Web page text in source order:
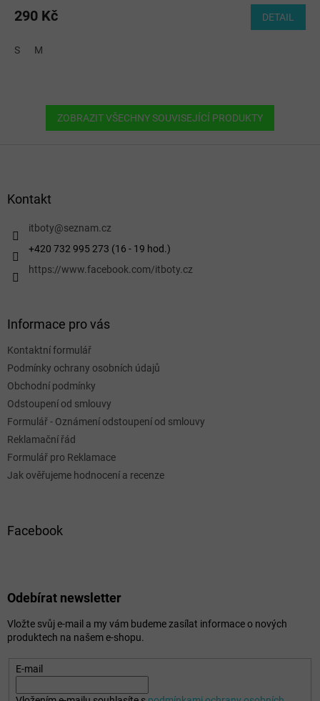
290 Kč DETAIL
S M
ZOBRAZIT VŠECHNY SOUVISEJÍCÍ PRODUKTY
Kontakt
itboty@seznam.cz
+420 732 995 273 (16 - 19 hod.)
https://www.facebook.com/itboty.cz
Informace pro vás
Kontaktní formulář
Podmínky ochrany osobních údajů
Obchodní podmínky
Odstoupení od smlouvy
Formulář - Oznámení odstoupení od smlouvy
Reklamační řád
Formulář pro Reklamace
Jak ověřujeme hodnocení a recenze
Facebook
Odebírat newsletter
Vložte svůj e-mail a my vám budeme zasílat informace o nových
produktech na našem e-shopu.
E-mail